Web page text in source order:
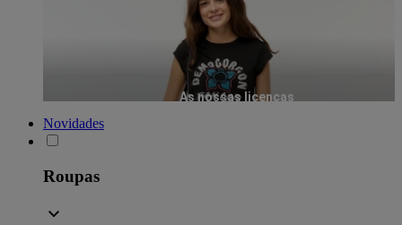
As nossas licenças
Novidades
Roupas